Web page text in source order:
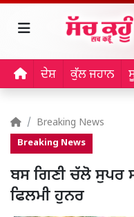
ਦੇਸ਼ ਕੁੱਲ ਜਹਾਨ
Breaking News
Breaking News
ਬਸ ਗਿਣੀ ਚੱਲੋ ਸੁਪਰ
ਫਿਲਮੀ ਹੁਨਰ